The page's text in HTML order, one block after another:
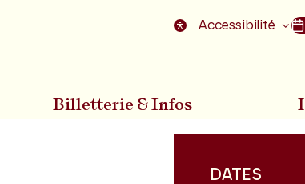
Aller au pied de la page Accessibilité
Billetterie & Infos
DATES